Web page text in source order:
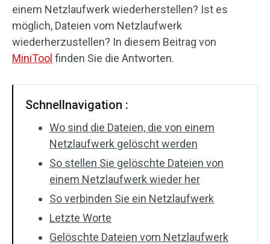
einem Netzlaufwerk wiederherstellen? Ist es
möglich, Dateien vom Netzlaufwerk
wiederherzustellen? In diesem Beitrag von
MiniTool finden Sie die Antworten.
Schnellnavigation :
Wo sind die Dateien, die von einem
Netzlaufwerk gelöscht werden
So stellen Sie gelöschte Dateien von
einem Netzlaufwerk wieder her
So verbinden Sie ein Netzlaufwerk
Letzte Worte
Gelöschte Dateien vom Netzlaufwerk